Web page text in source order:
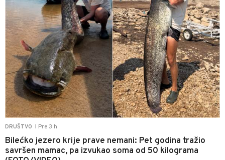
DRUŠTVO Pre 3 h
Bilećko jezero krije prave nemani: Pet godina tražio
savršen mamac, pa izvukao soma od 50 kilograma